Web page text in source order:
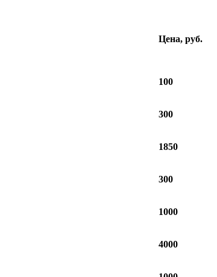
Цена, руб.
100
300
1850
300
1000
4000